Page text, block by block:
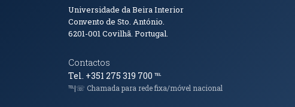
Informações de Contacto
Universidade da Beira Interior
Convento de Sto. António.
6201-001Covilhã. Portugal.
Contactos
Tel. +351 275 319 700 ℡
℡|☏ Chamada para rede fixa/móvel nacional